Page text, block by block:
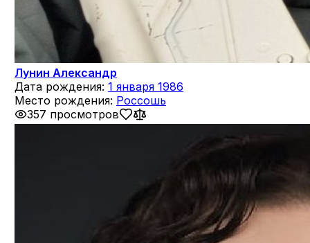
Лунин Александр
Дата рождения: 1 января 1986
Место рождения: Россошь
357 просмотров